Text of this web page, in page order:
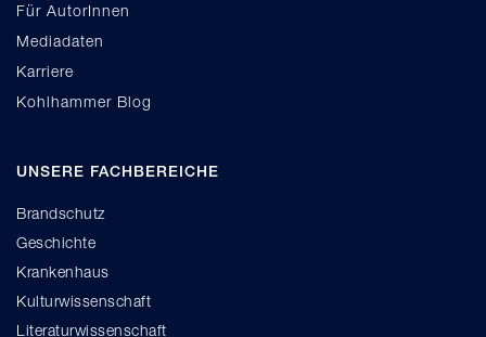
Für AutorInnen
Mediadaten
Karriere
Kohlhammer Blog
UNSERE FACHBEREICHE
Brandschutz
Geschichte
Krankenhaus
Kulturwissenschaft
Literaturwissenschaft